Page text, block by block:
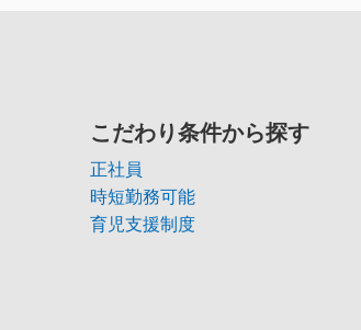
こだわり条件から探す
正社員
時短勤務可能
育児支援制度